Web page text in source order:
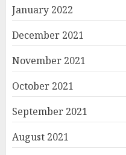
January 2022
December 2021
November 2021
October 2021
September 2021
August 2021